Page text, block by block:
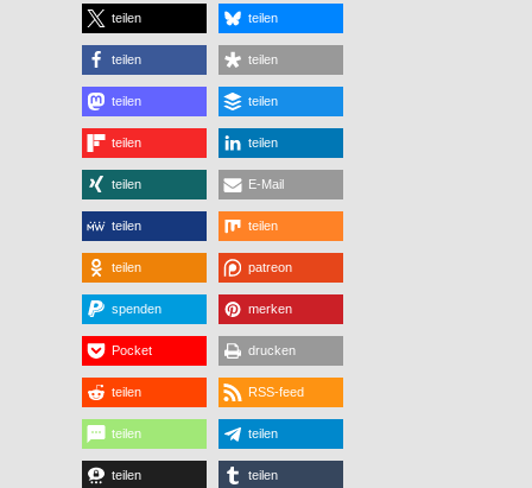
teilen teilen
teilen teilen
teilen teilen
teilen teilen
teilen E-Mail
teilen teilen
teilen patreon
spenden merken
Pocket drucken
teilen RSS-feed
teilen teilen
teilen teilen